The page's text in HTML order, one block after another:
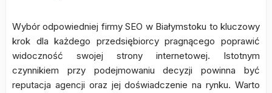
Wybór odpowiedniej firmy SEO w Białymstoku to kluczowy
krok dla każdego przedsiębiorcy pragnącego poprawić
widoczność swojej strony internetowej. Istotnym
czynnikiem przy podejmowaniu decyzji powinna być
reputacja agencji oraz jej doświadczenie na rynku. Warto